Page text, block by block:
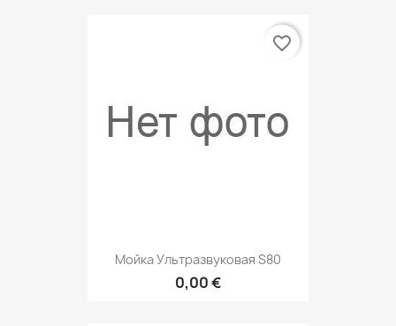
Мойка Ультразвуковая S80
0,00 €
favorite_border